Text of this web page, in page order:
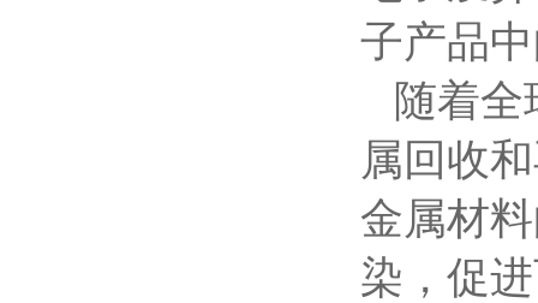
子产品
随着
属回收
金属材
染，促